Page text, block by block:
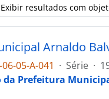
Exibir resultados com
Arnaldo
06-05-A-041 · Série ·
da Prefeitura